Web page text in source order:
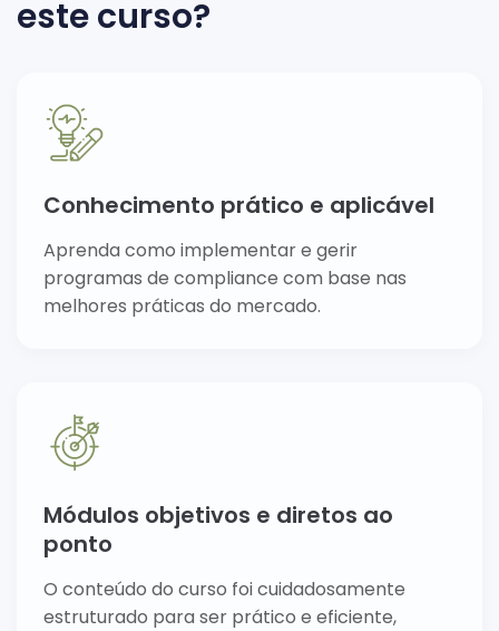
este curso?
Conhecimento prático e aplicável
Aprenda como implementar e gerir
programas de compliance com base nas
melhores práticas do mercado.
Módulos objetivos e diretos ao
ponto
O conteúdo do curso foi cuidadosamente
estruturado para ser prático e eficiente,